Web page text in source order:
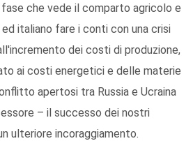
che vede il comparto agricolo e
italiano fare i conti con una crisi
dei costi di produzione,
ai costi energetici e delle materie
apertosi tra Russia e Ucraina
– il successo dei nostri
ulteriore incoraggiamento.